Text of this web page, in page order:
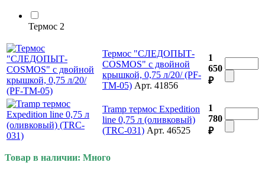
Термос 2
Термос "СЛЕДОПЫТ-
COSMOS" с двойной
крышкой, 0,75 л/20/ (PF-
TM-05) Арт. 41856
1
650
₽
Tramp термос Expedition
line 0,75 л (оливковый)
(TRC-031) Арт. 46525
1
780
₽
Товар в наличии: Много